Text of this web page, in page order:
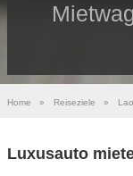
Home » Reiseziele »
Luxusauto